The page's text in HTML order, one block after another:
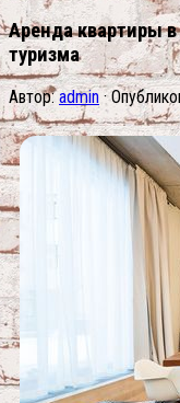
Аренда квартиры в
туризма
Автор:admin ·